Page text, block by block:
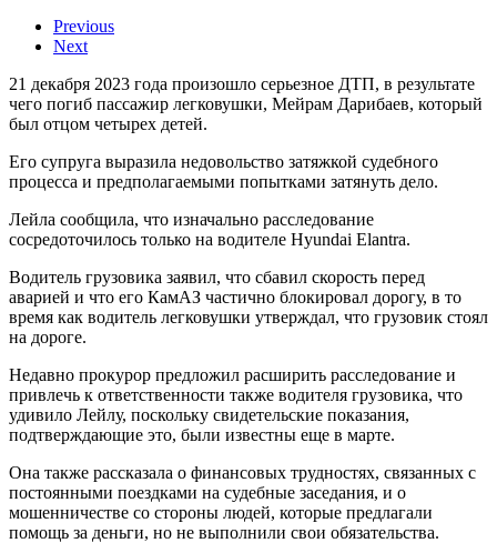
Previous
Next
21 декабря 2023 года произошло серьезное ДТП, в результате
чего погиб пассажир легковушки, Мейрам Дарибаев, который
был отцом четырех детей.
Его супруга выразила недовольство затяжкой судебного
процесса и предполагаемыми попытками затянуть дело.
Лейла сообщила, что изначально расследование
сосредоточилось только на водителе Hyundai Elantra.
Водитель грузовика заявил, что сбавил скорость перед
аварией и что его КамАЗ частично блокировал дорогу, в то
время как водитель легковушки утверждал, что грузовик стоял
на дороге.
Недавно прокурор предложил расширить расследование и
привлечь к ответственности также водителя грузовика, что
удивило Лейлу, поскольку свидетельские показания,
подтверждающие это, были известны еще в марте.
Она также рассказала о финансовых трудностях, связанных с
постоянными поездками на судебные заседания, и о
мошенничестве со стороны людей, которые предлагали
помощь за деньги, но не выполнили свои обязательства.